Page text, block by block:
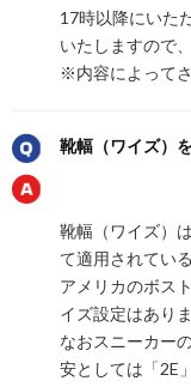
17時以降にいた
いたしますので
※内容によって
靴幅（ワイズ）
靴幅（ワイズ）
て適用されてい
アメリカのボス
イズ設定はありま
なおスニーカー
安としては「2E